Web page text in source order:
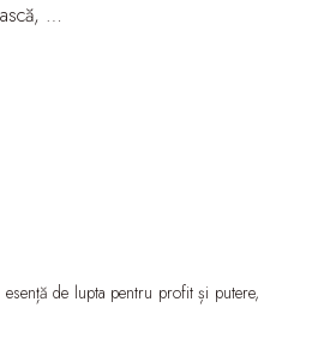
…
de lupta pentru profit și putere,